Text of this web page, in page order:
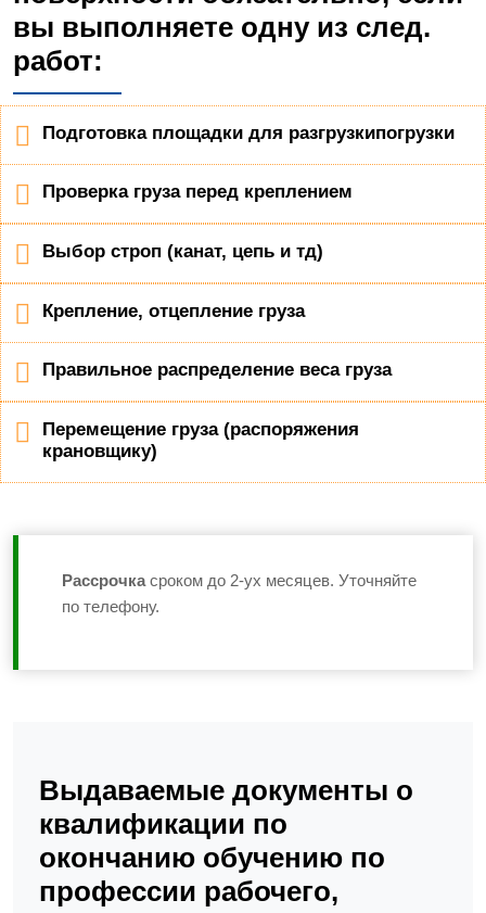
вы выполняете одну из след.
работ:
Подготовка площадки для разгрузкипогрузки
Проверка груза перед креплением
Выбор строп (канат, цепь и тд)
Крепление, отцепление груза
Правильное распределение веса груза
Перемещение груза (распоряжения
крановщику)
Рассрочка сроком до 2-ух месяцев. Уточняйте
по телефону.
Выдаваемые документы о
квалификации по
окончанию обучению по
профессии рабочего,